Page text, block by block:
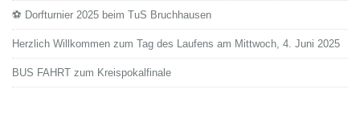
⚽ Dorfturnier 2025 beim TuS Bruchhausen
Herzlich Willkommen zum Tag des Laufens am Mittwoch, 4. Juni 2025
BUS FAHRT zum Kreispokalfinale